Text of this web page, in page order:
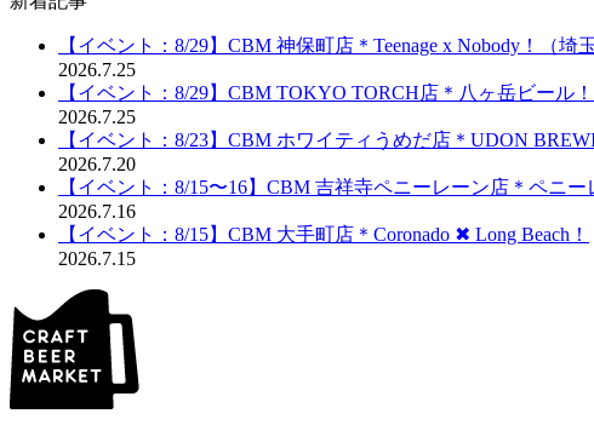
【イベント：8/29】CBM 神保町店＊Teenage x Nobody！（埼玉
2026.7.25
【イベント：8/29】CBM TOKYO TORCH店＊八ヶ岳ビール！
2026.7.25
【イベント：8/23】CBM ホワイティうめだ店＊UDON
2026.7.20
【イベント：8/15〜16】CBM 吉祥寺ペニーレーン店＊ペニー
2026.7.16
【イベント：8/15】CBM 大手町店＊Coronado ✖︎ Long Beach！
2026.7.15